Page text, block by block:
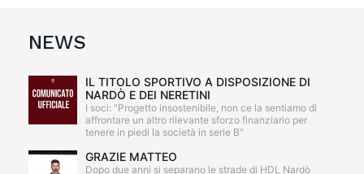
NEWS
IL TITOLO SPORTIVO A DISPOSIZIONE DI
NARDÒ E DEI NERETINI
I soci: "Progetto insostenibile, non ce la sentiamo di
affrontare un altro rilevante sforzo finanziario per
tenere in piedi la società in serie B"
GRAZIE MATTEO
Dopo due anni si separano le strade di HDL Nardò